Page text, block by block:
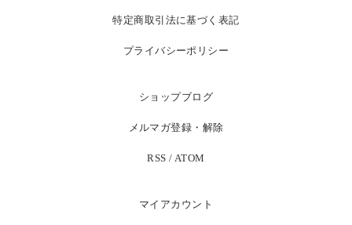
特定商取引法に基づく表記
プライバシーポリシー
ショップブログ
メルマガ登録・解除
RSS / ATOM
マイアカウント